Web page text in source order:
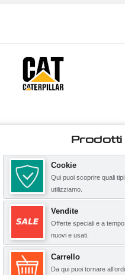
Prodotti
Cookie
Qui puoi scoprire quali
utilizziamo.
Vendite
Offerte speciali e a
nuovi e usati.
Carrello
Da qui puoi tornare